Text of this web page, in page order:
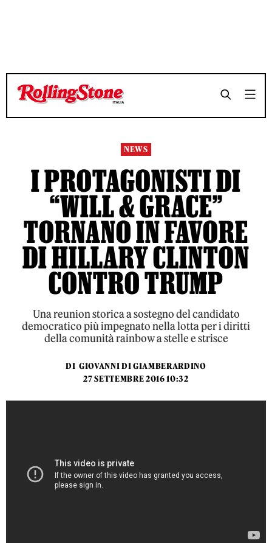
TEMPO DI LETTURA 4 MINUTI SHARE
TEMPO DI LETTURA 4 MINUTI SHARE
NEWS
I PROTAGONISTI DI
“WILL & GRACE”
TORNANO IN FAVORE
DI HILLARY CLINTON
CONTRO TRUMP
Una reunion storica a sostegno del candidato
democratico più impegnato nella lotta per i diritti
della comunità rainbow a stelle e strisce
DI GIOVANNI DI GIAMBERARDINO
27 SETTEMBRE 2016 10:32